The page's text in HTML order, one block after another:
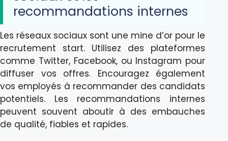
recommandations internes
Les réseaux sociaux sont une mine d’or pour le
recrutement start. Utilisez des plateformes
comme Twitter, Facebook, ou Instagram pour
diffuser vos offres. Encouragez également
vos employés à recommander des candidats
potentiels. Les recommandations internes
peuvent souvent aboutir à des embauches
de qualité, fiables et rapides.